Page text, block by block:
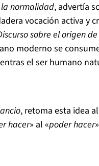
normalidad, advertía
vocación activa y
sobre el origen
moderno se
el ser humano
, retoma esta idea
hacer» al «poder hacer